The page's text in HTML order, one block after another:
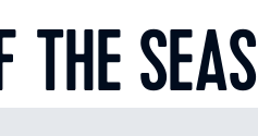
THE SEAS